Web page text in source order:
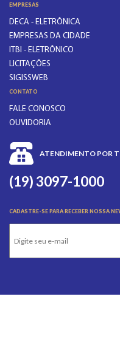
EMPRESAS
DECA - ELETRÔNICA
EMPRESAS DA CIDADE
ITBI - ELETRÔNICO
LICITAÇÕES
SIGISSWEB
CONTATO
FALE CONOSCO
OUVIDORIA
ATENDIMENTO POR
(19) 3097-1000
CADASTRE-SE PARA RECEBER NOSSA